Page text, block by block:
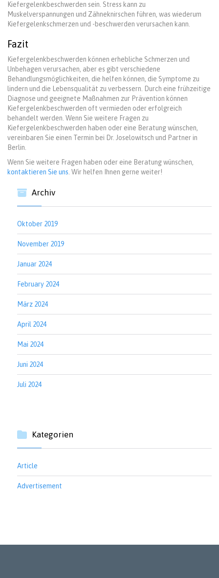
Kiefergelenkbeschwerden sein. Stress kann zu
Muskelverspannungen und Zähneknirschen führen, was wiederum
Kiefergelenkschmerzen und -beschwerden verursachen kann.
Fazit
Kiefergelenkbeschwerden können erhebliche Schmerzen und
Unbehagen verursachen, aber es gibt verschiedene
Behandlungsmöglichkeiten, die helfen können, die Symptome zu
lindern und die Lebensqualität zu verbessern. Durch eine frühzeitige
Diagnose und geeignete Maßnahmen zur Prävention können
Kiefergelenkbeschwerden oft vermieden oder erfolgreich
behandelt werden. Wenn Sie weitere Fragen zu
Kiefergelenkbeschwerden haben oder eine Beratung wünschen,
vereinbaren Sie einen Termin bei Dr. Joselowitsch und Partner in
Berlin.
Wenn Sie weitere Fragen haben oder eine Beratung wünschen,
kontaktieren Sie uns . Wir helfen Ihnen gerne weiter!
Archiv
Oktober 2019
November 2019
Januar 2024
February 2024
März 2024
April 2024
Mai 2024
Juni 2024
Juli 2024
Kategorien
Article
Advertisement